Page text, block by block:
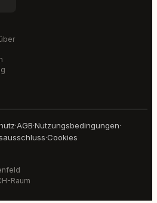
·AGB·Nutzungsbedingungen·
·Cookies
Raum